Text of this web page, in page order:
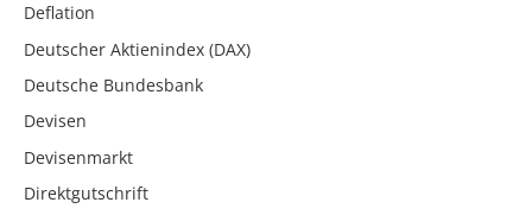
Deflation
Deutscher Aktienindex (DAX)
Deutsche Bundesbank
Devisen
Devisenmarkt
Direktgutschrift